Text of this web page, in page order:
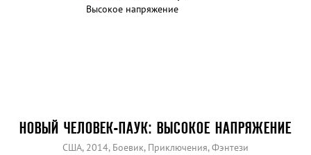
НОВЫЙ ЧЕЛОВЕК-ПАУК: ВЫСОКОЕ НАПРЯЖЕНИЕ
США, 2014, Боевик, Приключения, Фэнтези